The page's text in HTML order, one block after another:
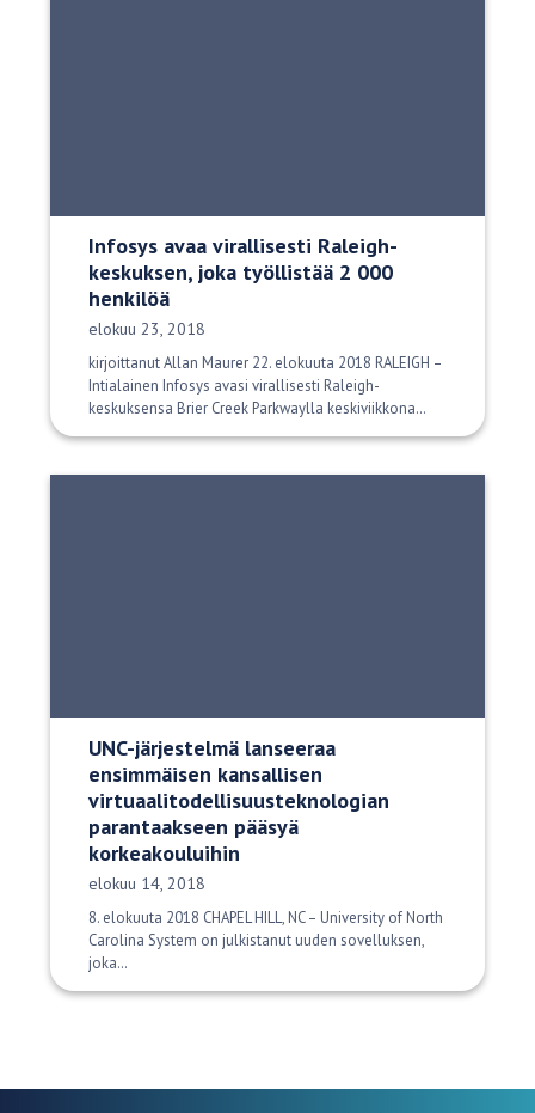
Infosys avaa virallisesti Raleigh-
keskuksen, joka työllistää 2 000
henkilöä
Julkaisupäivä:
elokuu 23, 2018
kirjoittanut Allan Maurer 22. elokuuta 2018 RALEIGH –
Intialainen Infosys avasi virallisesti Raleigh-
keskuksensa Brier Creek Parkwaylla keskiviikkona…
UNC-järjestelmä lanseeraa
ensimmäisen kansallisen
virtuaalitodellisuusteknologian
parantaakseen pääsyä
korkeakouluihin
Julkaisupäivä:
elokuu 14, 2018
8. elokuuta 2018 CHAPEL HILL, NC – University of North
Carolina System on julkistanut uuden sovelluksen,
joka…